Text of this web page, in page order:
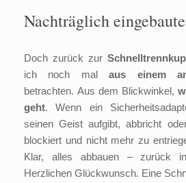
Nachträglich
Doch zurück zur
ich noch mal aus einem
betrachten. Aus dem Blickwinkel,
geht. Wenn ein
seinen Geist aufgibt, abbricht
blockiert und nicht mehr zu
Klar, alles abbauen – zurück
Herzlichen Glückwunsch. Eine